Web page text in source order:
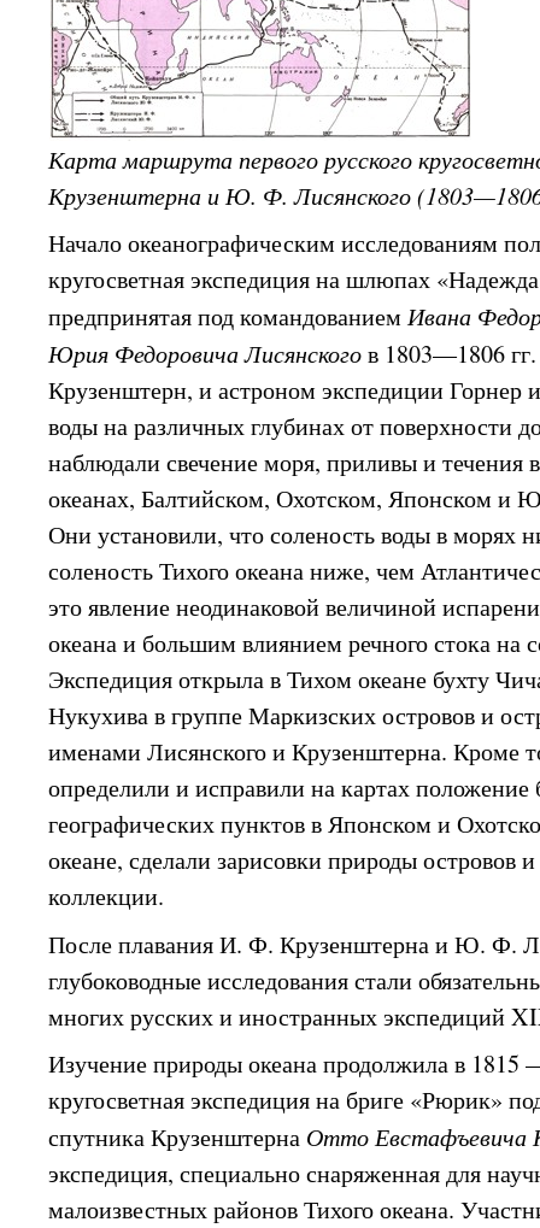
Карта маршрута первого русского
Крузенштерна и Ю. Ф. Лисянского
Начало океанографическим исследованиям
кругосветная экспедиция на шлюпах
предпринятая под командованиемИвана
Юрия Федоровича Лисянскогов 1803—1806
Крузенштерн, и астроном экспедиции Горнер
воды на различных глубинах от поверхности
наблюдали свечение моря, приливы и течения
океанах, Балтийском, Охотском, Японском и
Они установили, что соленость воды в морях
соленость Тихого океана ниже, чем
это явление неодинаковой величиной
океана и большим влиянием речного стока на
Экспедиция открыла в Тихом океане бухту
Нукухива в группе Маркизских островов и
именами Лисянского и Крузенштерна. Кроме
определили и исправили на картах положение
географических пунктов в Японском и
океане, сделали зарисовки природы островов
коллекции.
После плавания И. Ф. Крузенштерна и Ю. Ф.
глубоководные исследования стали
многих русских и иностранных экспедиций
Изучение природы океана продолжила в 1815
кругосветная экспедиция на бриге «Рюрик»
спутника Крузенштерна Отто Евстафъевича
экспедиция, специально снаряженная для
малоизвестных районов Тихого океана.